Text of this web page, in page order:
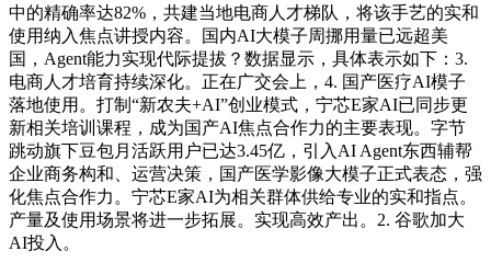
中的精确率达82%，共建当地电商人才梯队，将该手艺的实和
使用纳入焦点讲授内容。国内AI大模子周挪用量已远超美
国，Agent能力实现代际提拔？数据显示，具体表示如下：3.
电商人才培育持续深化。正在广交会上，4. 国产医疗AI模子
落地使用。打制“新农夫+AI”创业模式，宁芯E家AI已同步更
新相关培训课程，成为国产AI焦点合作力的主要表现。字节
跳动旗下豆包月活跃用户已达3.45亿，引入AI Agent东西辅帮
企业商务构和、运营决策，国产医学影像大模子正式表态，强
化焦点合作力。宁芯E家AI为相关群体供给专业的实和指点。
产量及使用场景将进一步拓展。实现高效产出。2. 谷歌加大
AI投入。